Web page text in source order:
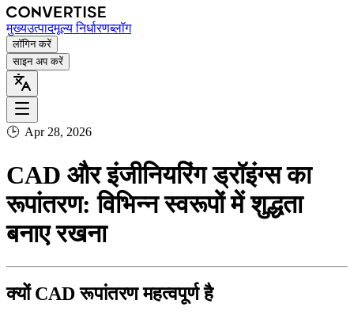
मुख्यउत्पादमूल्य निर्धारणब्लॉग
लॉगिन करें
साइन अप करें
🕒 Apr 28, 2026
CAD और इंजीनियरिंग ड्रॉइंग्स का
रूपांतरण: विभिन्न स्वरूपों में शुद्धता
बनाए रखना
क्यों CAD रूपांतरण महत्वपूर्ण है